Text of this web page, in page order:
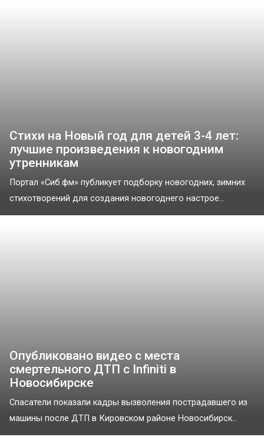
Стихи на Новый год для детей 3-4 лет:
лучшие произведения к новогодним
утренникам
Портал «Сиб.фм» публикует подборку новогодних, зимних
стихотворений для создания новогоднего настрое...
Опубликовано видео с места
смертельного ДТП с Infiniti в
Новосибирске
Спасатели показали кадры вызволения пострадавшего из
машины после ДТП в Кировском районе Новосибирск...